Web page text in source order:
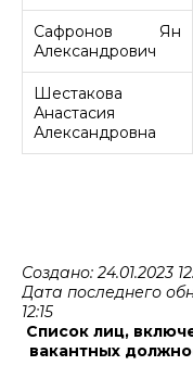
Сафронов Ян
Александрович
Шестакова
Анастасия
Александровна
Создано: 24.01.2023
Дата последнего
12:15
Список лиц,
вакантных